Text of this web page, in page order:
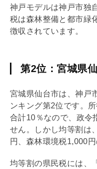
神戸モデルは神戸市独
税は森林整備と都市緑
徴収されています。
第2位：宮城県
宮城県仙台市は、神戸
ンキング第2位です。
合計10％なので、政令
せん。しかし均等割は
円、森林環境税1,000
均等割の県民税には、